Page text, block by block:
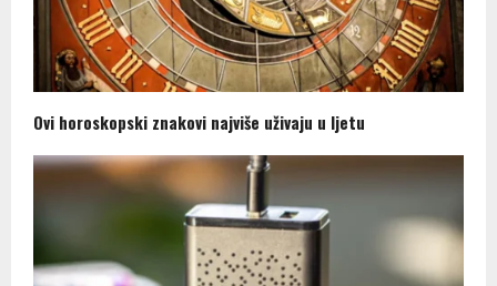
Ovi horoskopski znakovi najviše uživaju u ljetu